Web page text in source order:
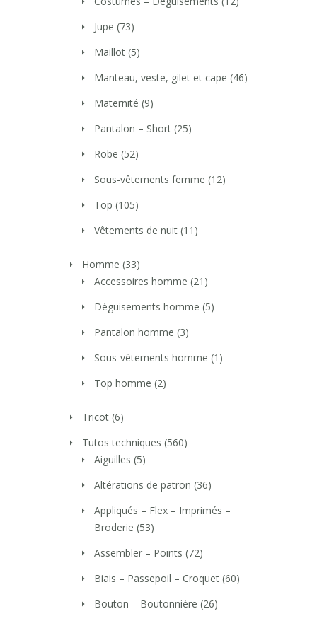
Jupe (73)
Maillot (5)
Manteau, veste, gilet et cape (46)
Maternité (9)
Pantalon – Short (25)
Robe (52)
Sous-vêtements femme (12)
Top (105)
Vêtements de nuit (11)
Homme (33)
Accessoires homme (21)
Déguisements homme (5)
Pantalon homme (3)
Sous-vêtements homme (1)
Top homme (2)
Tricot (6)
Tutos techniques (560)
Aiguilles (5)
Altérations de patron (36)
Appliqués – Flex – Imprimés –
Broderie (53)
Assembler – Points (72)
Biais – Passepoil – Croquet (60)
Bouton – Boutonnière (26)